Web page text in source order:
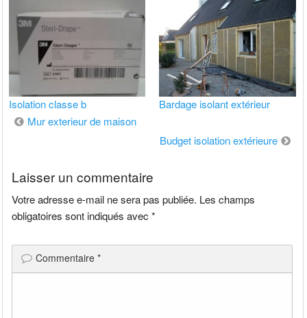
Isolation classe b Bardage isolant extérieur
Navigation
Mur exterieur de maison
Budget isolation extérieure
Laisser un commentaire
Votre adresse e-mail ne sera pas publiée. Les champs
obligatoires sont indiqués avec*
Commentaire*